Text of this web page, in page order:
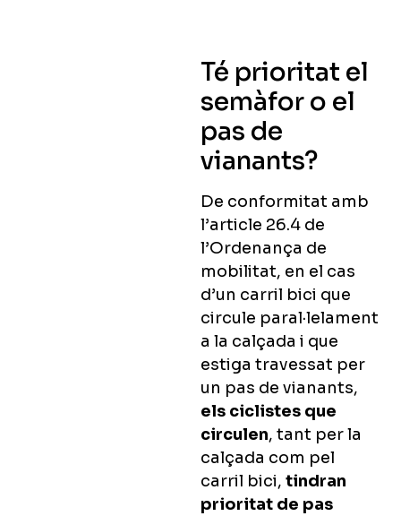
Té prioritat el
semàfor o el
pas de
vianants?
De conformitat amb
l’article 26.4 de
l’Ordenança de
mobilitat, en el cas
d’un carril bici que
circule paral·lelament
a la calçada i que
estiga travessat per
un pas de vianants,
els ciclistes que
circulen, tant per la
calçada com pel
carril bici, tindran
prioritat de pas